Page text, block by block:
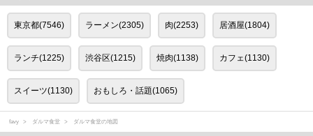
東京都(7546) ラーメン(2305) 肉(2253) 居酒屋(1804)
ランチ(1225) 渋谷区(1215) 焼肉(1138) カフェ(1130)
スイーツ(1130) おもしろ・話題(1065)
favy ダルマ食堂 ダルマ食堂の地図